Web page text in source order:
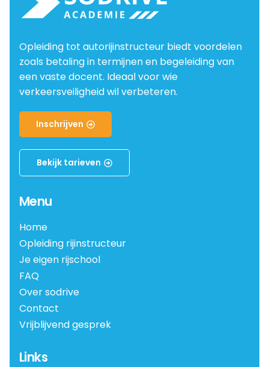
Opleiding tot autorijinstructeur biedt voordelen
zoals betaling in termijnen en begeleiding van
een vaste docent. Ideaal voor wie
verkeersveiligheid wil verbeteren.
Inschrijven
Bekijk tarieven
Menu
Home
Opleiding rijinstructeur
Je eigen rijschool
FAQ
Over sodrive
Contact
Vrijblijvend gesprek
Links